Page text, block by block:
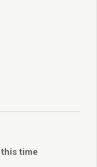
time